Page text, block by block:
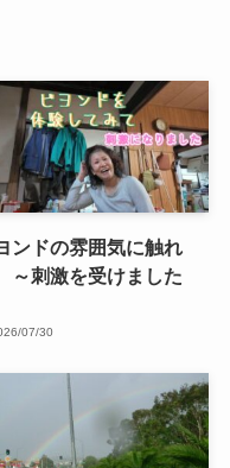
ンドの雰囲気に触れ
刺激を受けました
07/30